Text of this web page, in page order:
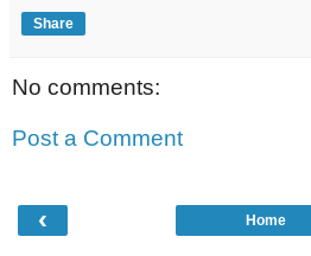
Share
No comments:
Post a Comment
‹ Home